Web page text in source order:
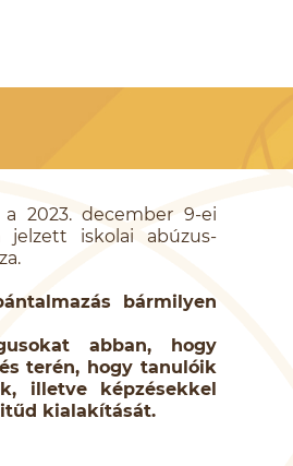
a 2023. december 9-ei
jelzett iskolai abúzus-
bármilyen
abban, hogy
terén, hogy tanulóik
illetve képzésekkel
kialakítását.